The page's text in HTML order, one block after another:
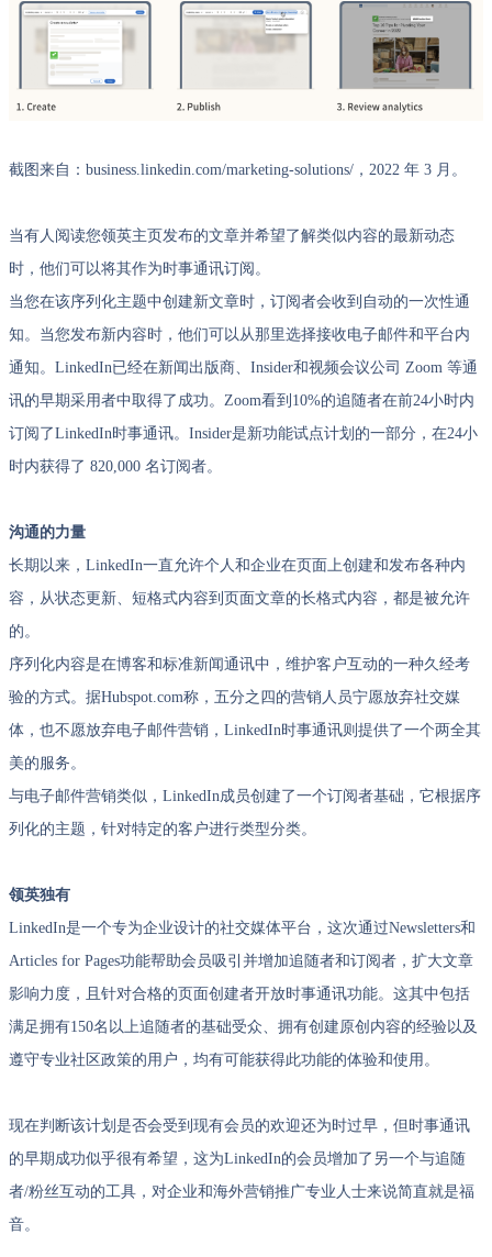
截图来自：business.linkedin.com/marketing-solutions/，2022 年 3 月。
当有人阅读您领英主页发布的文章并希望了解类似内容的最新动态
时，他们可以将其作为时事通讯订阅。
当您在该序列化主题中创建新文章时，订阅者会收到自动的一次性通
知。当您发布新内容时，他们可以从那里选择接收电子邮件和平台内
通知。LinkedIn已经在新闻出版商、Insider和视频会议公司 Zoom 等通
讯的早期采用者中取得了成功。Zoom看到10%的追随者在前24小时内
订阅了LinkedIn时事通讯。Insider是新功能试点计划的一部分，在24小
时内获得了 820,000 名订阅者。
沟通的力量
长期以来，LinkedIn一直允许个人和企业在页面上创建和发布各种内
容，从状态更新、短格式内容到页面文章的长格式内容，都是被允许
的。
序列化内容是在博客和标准新闻通讯中，维护客户互动的一种久经考
验的方式。据Hubspot.com称，五分之四的营销人员宁愿放弃社交媒
体，也不愿放弃电子邮件营销，LinkedIn时事通讯则提供了一个两全其
美的服务。
与电子邮件营销类似，LinkedIn成员创建了一个订阅者基础，它根据序
列化的主题，针对特定的客户进行类型分类。
领英独有
LinkedIn是一个专为企业设计的社交媒体平台，这次通过Newsletters和
Articles for Pages功能帮助会员吸引并增加追随者和订阅者，扩大文章
影响力度，且针对合格的页面创建者开放时事通讯功能。这其中包括
满足拥有150名以上追随者的基础受众、拥有创建原创内容的经验以及
遵守专业社区政策的用户，均有可能获得此功能的体验和使用。
现在判断该计划是否会受到现有会员的欢迎还为时过早，但时事通讯
的早期成功似乎很有希望，这为LinkedIn的会员增加了另一个与追随
者/粉丝互动的工具，对企业和海外营销推广专业人士来说简直就是福
音。